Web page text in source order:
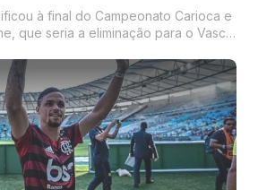
à final do Campeonato Carioca e
que seria a eliminação para o Vasco.
de que já vimos o time de Paulo